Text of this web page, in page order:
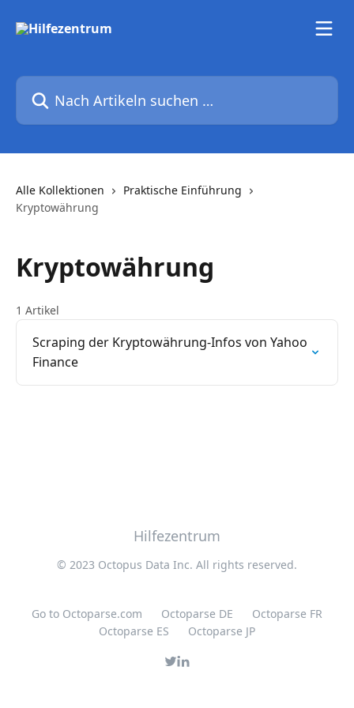
Nach Artikeln suchen …
Alle Kollektionen
Praktische Einführung
Kryptowährung
Kryptowährung
1 Artikel
Scraping der Kryptowährung-Infos von Yahoo
Finance
Hilfezentrum
© 2023 Octopus Data Inc. All rights reserved.
Go to Octoparse.com Octoparse DE
Octoparse FR
Octoparse ES
Octoparse JP